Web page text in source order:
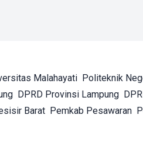
Malahayati Politeknik
DPRD Provinsi Lampung
Barat Pemkab Pesawaran